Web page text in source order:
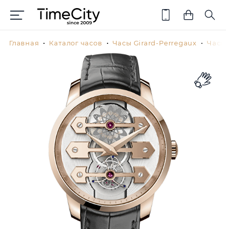
Главная Каталог часов Часы Girard-Perregaux